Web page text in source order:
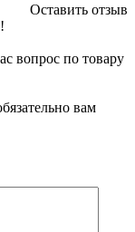
Оставить отзыв
вопрос по товару
вам